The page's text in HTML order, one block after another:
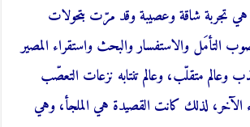
تقريباً 40 سنة هي تجربة شاقة وعصيبة وقد مرّت بتحولات
التأمَل والاستفسار والبحث واستقراء المصير
وعالم متقلّب، وعالم تنتابه نزعات التعصّب
الآخر، لذلك كانت القصيدة هي الملجأ، وهي